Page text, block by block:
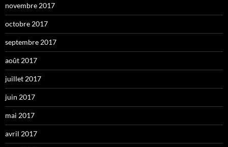
novembre 2017
octobre 2017
septembre 2017
août 2017
juillet 2017
juin 2017
mai 2017
avril 2017